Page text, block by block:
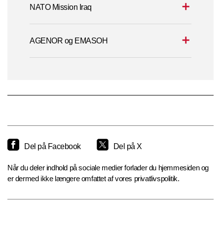
NATO Mission Iraq
AGENOR og EMASOH
Del på Facebook Del på X
Når du deler indhold på sociale medier forlader du hjemmesiden og
er dermed ikke længere omfattet af vores privatlivspolitik.